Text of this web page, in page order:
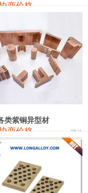
113,970
114,200 400
109,860
26,400 100
100
24,400
商价格
类紫铜异型材
商价格 骏达